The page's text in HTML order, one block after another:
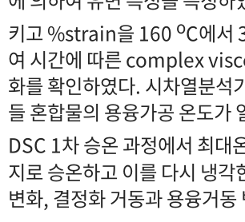
키고 %strain을 160 oC에서
여 시간에 따른 complex
화를 확인하였다. 시차열분
들 혼합물의 용융가공 온도가
DSC 1차 승온 과정에서 최
지로 승온하고 이를 다시 냉
변화, 결정화 거동과 용융거